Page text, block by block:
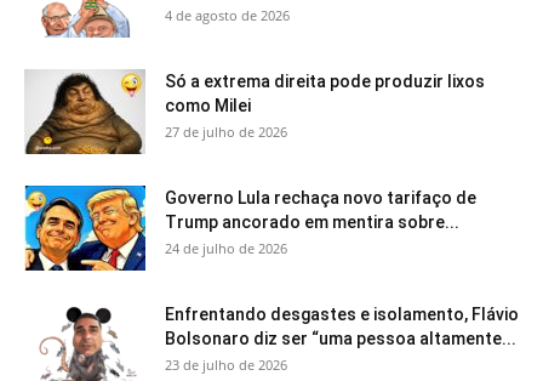
4 de agosto de 2026
Só a extrema direita pode produzir lixos
como Milei
27 de julho de 2026
Governo Lula rechaça novo tarifaço de
Trump ancorado em mentira sobre...
24 de julho de 2026
Enfrentando desgastes e isolamento, Flávio
Bolsonaro diz ser “uma pessoa altamente...
23 de julho de 2026